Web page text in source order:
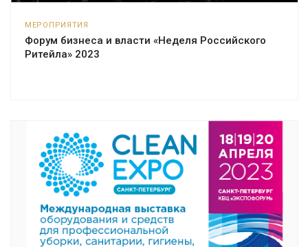
МЕРОПРИЯТИЯ
Форум бизнеса и власти «Неделя Российского
Ритейла» 2023